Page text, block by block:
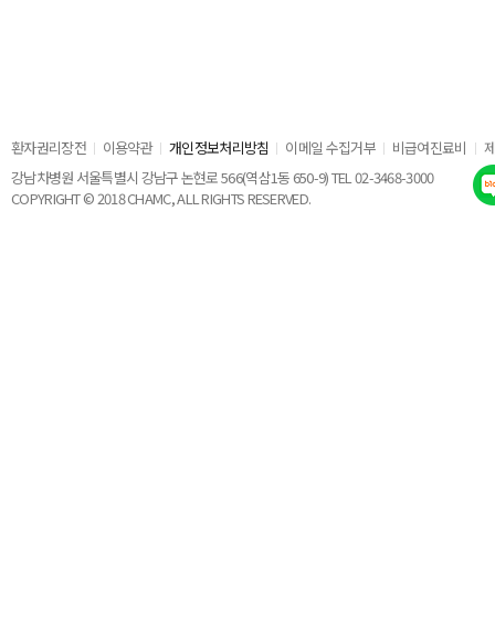
환자권리장전 이용약관 개인정보처리방침 이메일 수집거부 비급여진료비
강남차병원 서울특별시 강남구 논현로 566(역삼1동 650-9) TEL 02-3468-3000
COPYRIGHT © 2018 CHAMC, ALL RIGHTS RESERVED.